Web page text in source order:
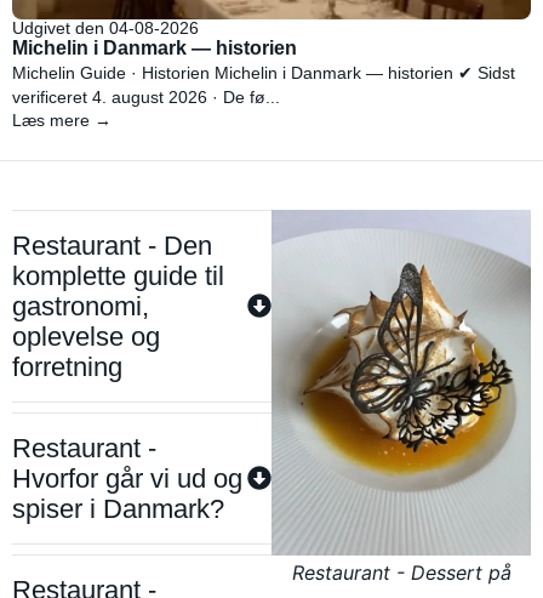
Udgivet den 04-08-2026
Michelin i Danmark — historien
Michelin Guide · Historien Michelin i Danmark — historien ✔ Sidst
verificeret 4. august 2026 · De fø...
Læs mere →
Restaurant - Den
komplette guide til
gastronomi,
oplevelse og
forretning
Restaurant -
Hvorfor går vi ud og
spiser i Danmark?
Restaurant -
Restaurant - Dessert på